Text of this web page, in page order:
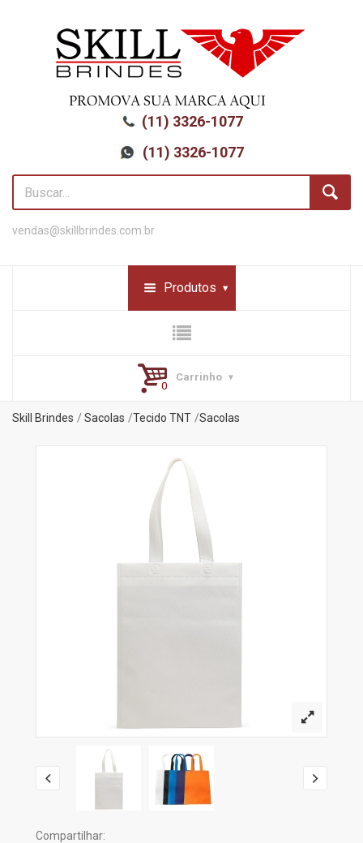
(11) 3326-1077
(11) 3326-1077
vendas@skillbrindes.com.br
Produtos
Carrinho
Skill Brindes Sacolas Tecido TNT Sacolas
Compartilhar: